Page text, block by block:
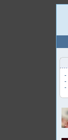
-
-
-